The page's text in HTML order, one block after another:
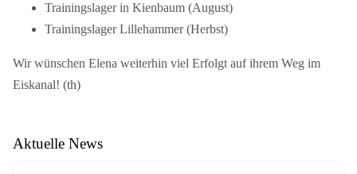
Trainingslager in Kienbaum (August)
Trainingslager Lillehammer (Herbst)
Wir wünschen Elena weiterhin viel Erfolgt auf ihrem Weg im
Eiskanal! (th)
Aktuelle News